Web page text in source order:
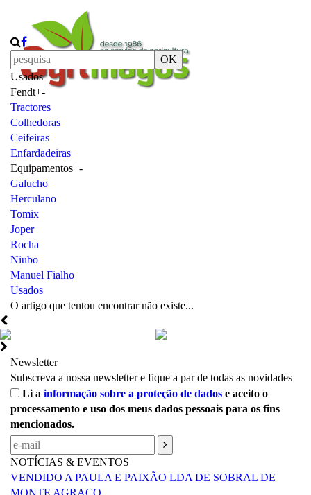
OK
Usados
Fendt+-
Tractores
Colhedoras
Ceifeiras
Enfardadeiras
Equipamentos+-
Galucho
Herculano
Tomix
Joper
Rocha
Niubo
Manuel Fialho
Usados
O artigo que tentou encontrar não existe...
Newsletter
Subscreva a nossa newsletter e fique a par de todas as novidades
Li a informação sobre a proteção de dados e aceito o
processamento e uso dos meus dados pessoais para os fins
mencionados.
NOTÍCIAS & EVENTOS
VENDIDO A PAULA E PAIXÃO LDA DE SOBRAL DE
MONTE AGRAÇO